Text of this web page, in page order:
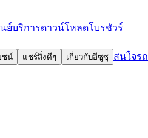
ย์บริการดาวน์โหลดโบรชัวร์
ชน์ แชร์สิ่งดีๆ เกี่ยวกับอีซูซุ สนใจรถ